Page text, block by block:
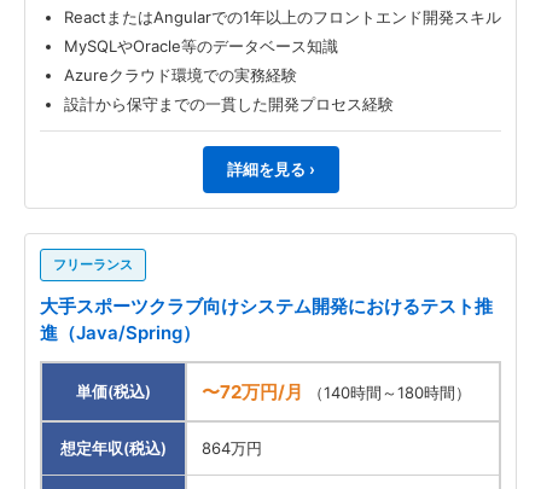
ReactまたはAngularでの1年以上のフロントエンド開発スキル
MySQLやOracle等のデータベース知識
Azureクラウド環境での実務経験
設計から保守までの一貫した開発プロセス経験
詳細を見る ›
フリーランス
大手スポーツクラブ向けシステム開発におけるテスト推
進（Java/Spring）
単価(税込) 〜72万円/月 （140時間～180時間）
想定年収(税込) 864万円